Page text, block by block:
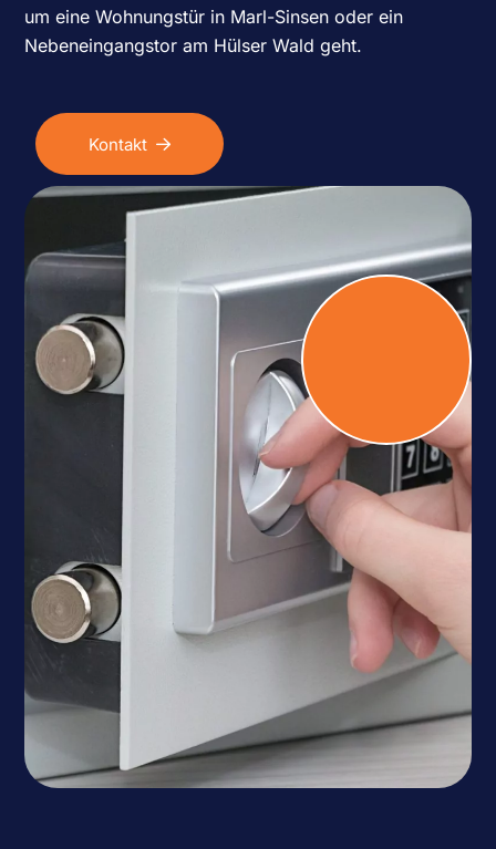
um eine Wohnungstür in Marl-Sinsen oder ein
Nebeneingangstor am Hülser Wald geht.
Kontakt